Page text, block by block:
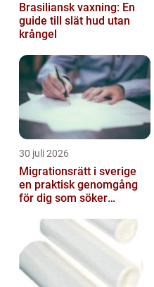
Brasiliansk vaxning: En
guide till slät hud utan
krångel
30 juli 2026
Migrationsrätt i sverige
en praktisk genomgång
för dig som söker